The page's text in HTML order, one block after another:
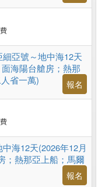
細亞號～地中海12天
海陽台艙房；熱那
省一萬)
報名
海12天(2026年12月
；熱那亞上船；馬爾
報名